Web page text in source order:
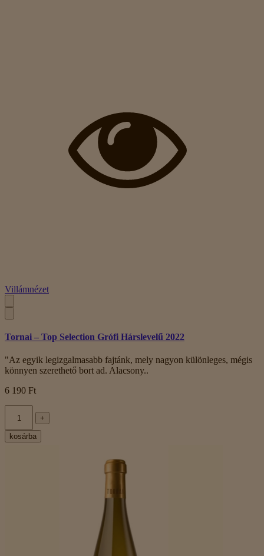
Villámnézet
Tornai – Top Selection Grófi Hárslevelű 2022
"Az egyik legizgalmasabb fajtánk, mely nagyon különleges, mégis
könnyen szerethető bort ad. Alacsony..
6 190 Ft
+
kosárba